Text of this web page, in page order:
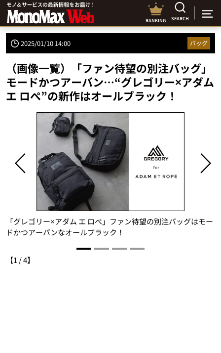
RANKING SEARCH
2025/01/10 14:00 バッグ
（画像一覧）「ファン待望の別注バッグ」
モードかつアーバン…“グレゴリー×アダム
エ ロぺ”の新作はオールブラック！
「グレゴリー×アダム エ ロぺ」ファン待望の別注バッグはモー
ドかつアーバンなオールブラック！
【1 /4】